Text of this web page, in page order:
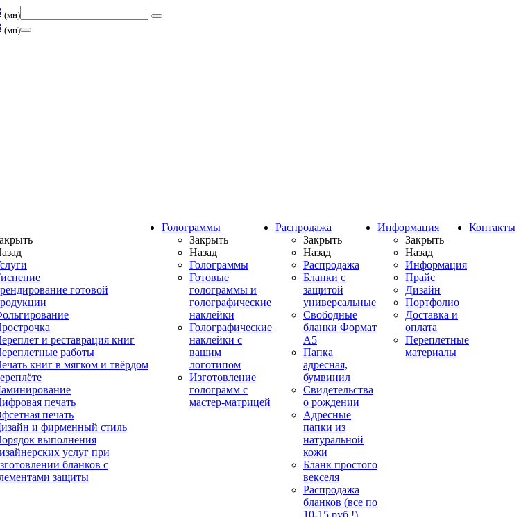
(мн)
(мн)
готовой
и реставрация книг
работы
книг в мягком и твёрдом
печать
печать
и фирменный стиль
выполнения
услуг при
бланков с
защиты
Голограммы
Закрыть
Назад
Голограммы
Готовые
голограммы и
голографические
наклейки
Голографические
наклейки с
вашим
логотипом
Изготовление
голограмм с
мастер-матрицей
Распродажа
Закрыть
Назад
Распродажа
Бланки с
защитой
универсальные
Свободные
бланки Формат
А5
Папка
адресная,
бумвинил
Свидетельства
о рождении
Адресные
папки из
натуральной
кожи
Бланк простого
векселя
Распродажа
бланков (все по
10-15 руб.!)
Информация
Закрыть
Назад
Информация
Прайс
Дизайн
Портфолио
Доставка и
оплата
Переплетные
материалы
Контакты